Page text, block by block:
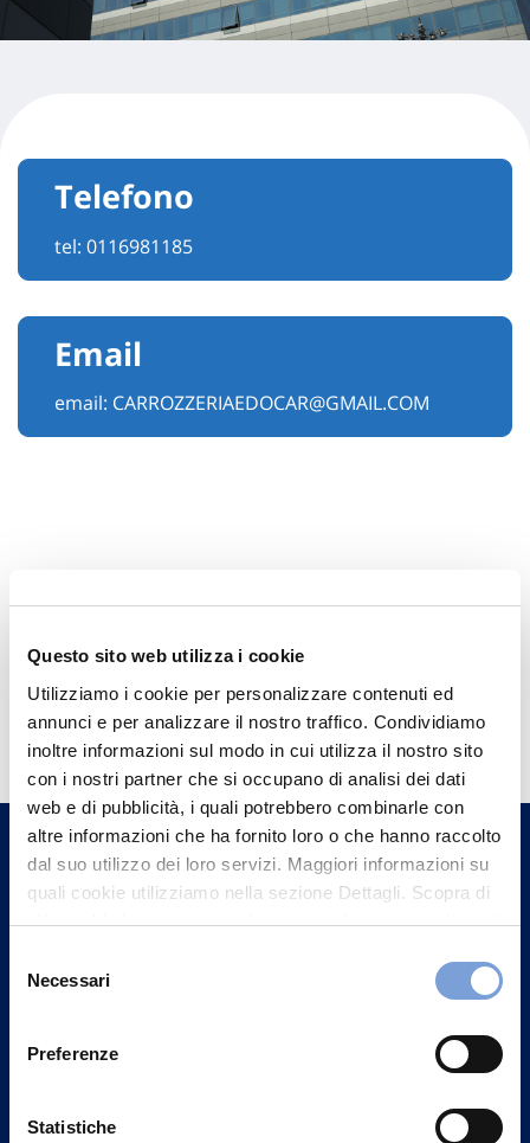
Questo sito web utilizza i cookie
Utilizziamo i cookie per personalizzare contenuti ed
annunci e per analizzare il nostro traffico. Condividiamo
inoltre informazioni sul modo in cui utilizza il nostro sito
con i nostri partner che si occupano di analisi dei dati
web e di pubblicità, i quali potrebbero combinarle con
altre informazioni che ha fornito loro o che hanno raccolto
dal suo utilizzo dei loro servizi. Maggiori informazioni su
quali cookie utilizziamo nella sezione Dettagli. Scopra di
più su chi siamo, come può contattarci e come trattiamo i
può trovare nel footer del sito nella sezione "Informativa
delNecessari
Preferenze
Statistiche
Telefono
tel: 0116981185
Email
email: CARROZZERIAEDOCAR@GMAIL.COM
Hai bisogno di
informazioni?
Trova l'Agenzia più vicina a te e parla con
un nostro Agente.
Contattaci